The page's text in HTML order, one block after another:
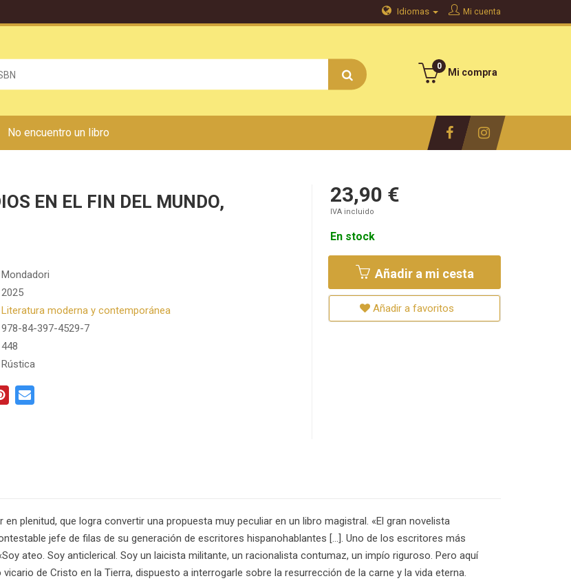
Mi cuenta
Idiomas
Mi compra
0
No encuentro un libro
EN EL FIN DEL MUNDO,
Mondadori
2025
Literatura moderna y contemporánea
978-84-397-4529-7
448
Rústica
23,90 €
IVA incluido
En stock
Añadir a mi cesta
Añadir a favoritos
plenitud, que logra convertir una propuesta muy peculiar en un libro magistral. «El gran novelista
jefe de filas de su generación de escritores hispanohablantes [...]. Uno de los escritores más
ateo. Soy anticlerical. Soy un laicista militante, un racionalista contumaz, un impío riguroso. Pero aquí
de Cristo en la Tierra, dispuesto a interrogarle sobre la resurrección de la carne y la vida eterna.